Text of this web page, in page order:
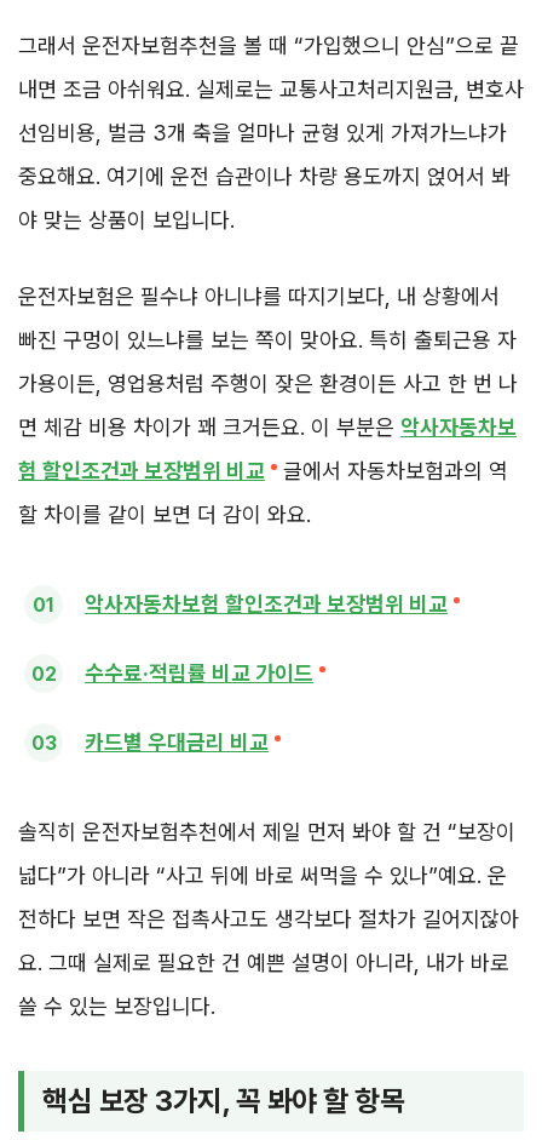
그래서 운전자보험추천을 볼 때 “가입했으니 안심”으로 끝
내면 조금 아쉬워요. 실제로는 교통사고처리지원금, 변호사
선임비용, 벌금 3개 축을 얼마나 균형 있게 가져가느냐가
중요해요. 여기에 운전 습관이나 차량 용도까지 얹어서 봐
야 맞는 상품이 보입니다.
운전자보험은 필수냐 아니냐를 따지기보다, 내 상황에서
빠진 구멍이 있느냐를 보는 쪽이 맞아요. 특히 출퇴근용 자
가용이든, 영업용처럼 주행이 잦은 환경이든 사고 한 번 나
면 체감 비용 차이가 꽤 크거든요. 이 부분은 악사자동차보
험 할인조건과 보장범위 비교
글에서 자동차보험과의 역
할 차이를 같이 보면 더 감이 와요.
악사자동차보험 할인조건과 보장범위 비교
수수료·적립률 비교 가이드
카드별 우대금리 비교
솔직히 운전자보험추천에서 제일 먼저 봐야 할 건 “보장이
넓다”가 아니라 “사고 뒤에 바로 써먹을 수 있나”예요. 운
전하다 보면 작은 접촉사고도 생각보다 절차가 길어지잖아
요. 그때 실제로 필요한 건 예쁜 설명이 아니라, 내가 바로
쓸 수 있는 보장입니다.
핵심 보장 3가지, 꼭 봐야 할 항목